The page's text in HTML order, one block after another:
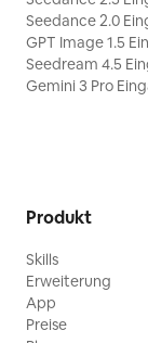
Seedance 2.0
GPT Image 1.5
Seedream 4.5
Gemini 3 Pro
Produkt
Skills
Erweiterung
App
Preise